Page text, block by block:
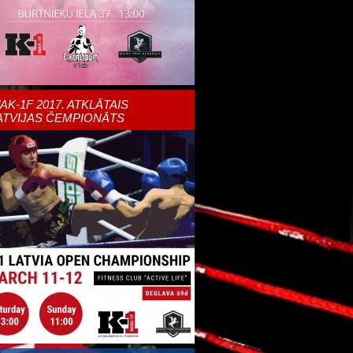
1F 2017. ATKLĀTAIS
ČEMPIONĀTS